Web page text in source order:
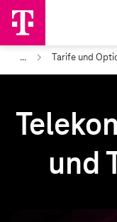
... Tarife und
und